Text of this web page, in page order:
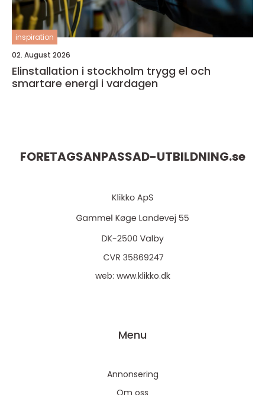
inspiration
02. August 2026
Elinstallation i stockholm trygg el och
smartare energi i vardagen
FORETAGSANPASSAD-UTBILDNING.se
web: www.klikko.dk
Menu
Annonsering
Om oss